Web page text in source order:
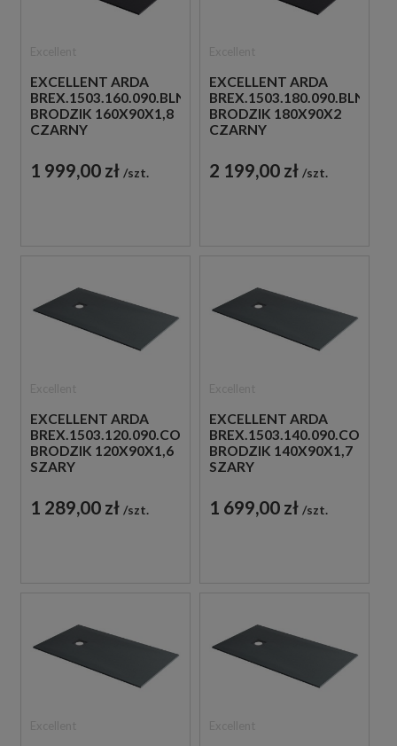
EXCELLENT ARDA
BREX.1503.160.090.BLN
BRODZIK 160X90X1,8
CZARNY
1 999,00 zł szt.
EXCELLENT ARDA
BREX.1503.180.090.BLN
BRODZIK 180X90X2
CZARNY
2 199,00 zł szt.
EXCELLENT ARDA
BREX.1503.120.090.CON
BRODZIK 120X90X1,6
SZARY
1 289,00 zł szt.
EXCELLENT ARDA
BREX.1503.140.090.CON
BRODZIK 140X90X1,7
SZARY
1 699,00 zł szt.